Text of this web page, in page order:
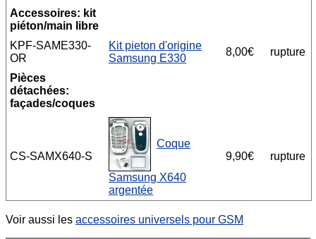
Accessoires: kit
piéton/main libre
KPF-SAME330-
OR
Kit pieton d'origine
Samsung E330
8,00€ rupture
Pièces
détachées:
façades/coques
CS-SAMX640-S
Coque
Samsung X640
argentée
9,90€ rupture
Voir aussi les accessoires universels pour GSM